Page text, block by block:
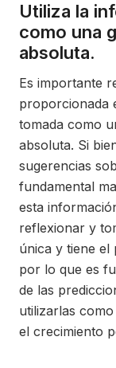
Utiliza la
como una
absoluta.
Es importante
proporcionada
tomada como
absoluta. Si
sugerencias
fundamental
esta
reflexionar y
única y tiene el
por lo que es
de las
utilizarlas
el crecimiento